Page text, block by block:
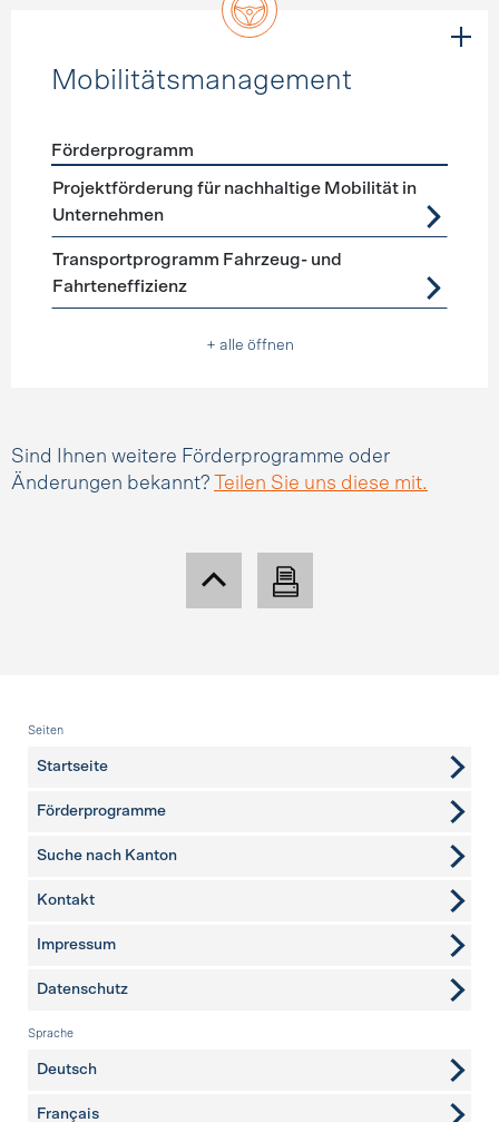
Mobilitätsmanagement
Förderprogramme Mobilitätsmanagement
Förderprogramm
Projektförderung für nachhaltige Mobilität in
Unternehmen
Transportprogramm Fahrzeug- und
Fahrteneffizienz
+ alle öffnen
Sind Ihnen weitere Förderprogramme oder
Änderungen bekannt?
Teilen Sie uns diese mit.
Fusszeile
Seiten
Startseite
Förderprogramme
Suche nach Kanton
weitere Seiten
Kontakt
Impressum
Datenschutz
Sprache
Deutsch
Français